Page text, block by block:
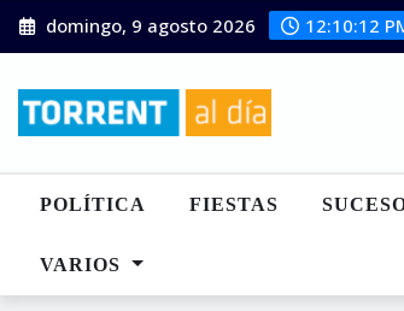
Saltar
al
domingo, 9 agosto 2026 12:10:13
POLÍTICA FIESTAS
VARIOS